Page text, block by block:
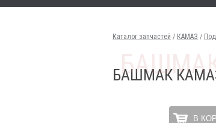
Каталог запчастей / КАМАЗ /
БАШМАК
В